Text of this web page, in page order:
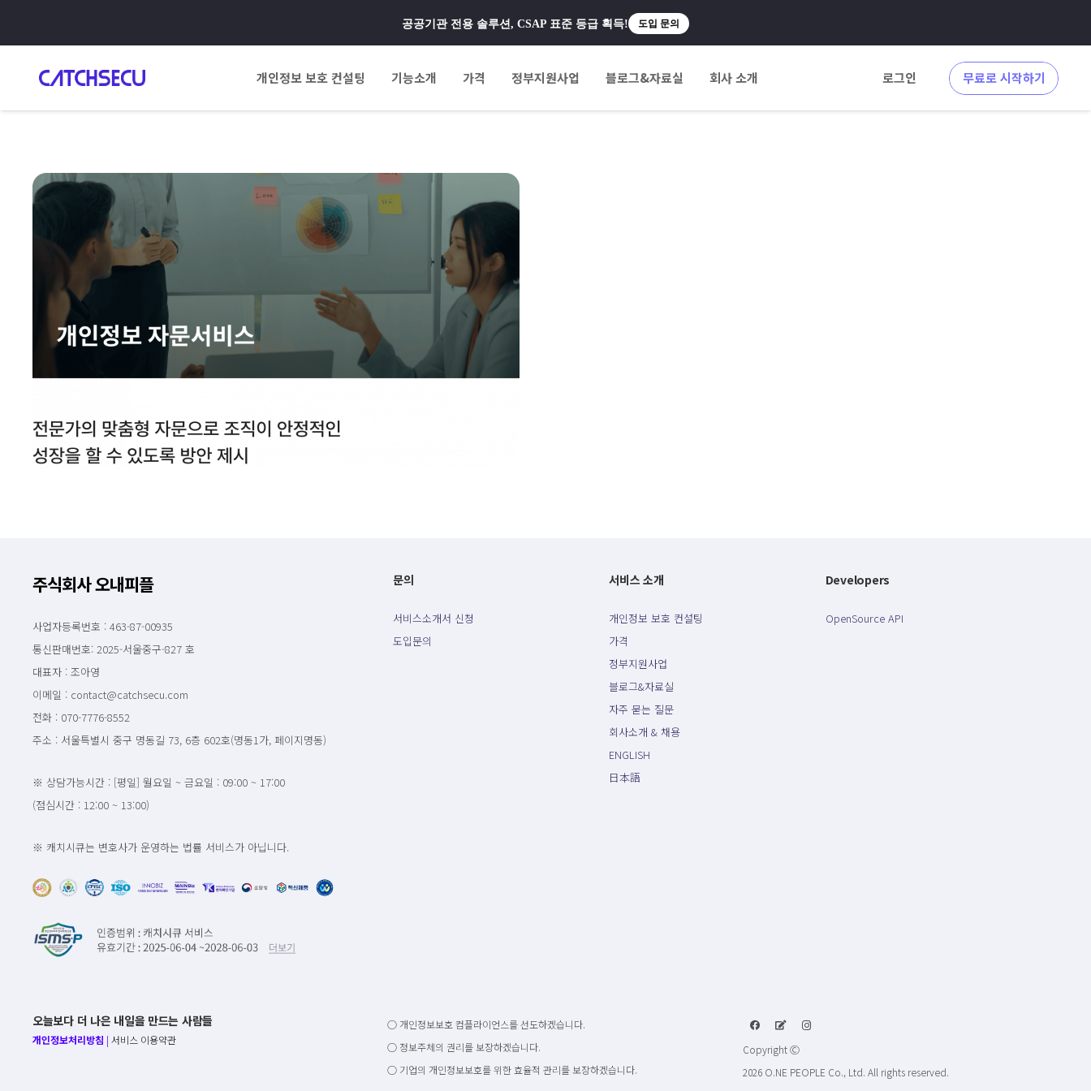
공공기관 전용 솔루션, CSAP 표준 등급 획득! 도입 문의
개인정보 보호 컨설팅 기능소개 가격 정부지원사업 블로그&자료실 회사 소개 로그인 무료로 시작하기
주식회사 오내피플
사업자등록번호 : 463-87-00935
통신판매번호: 2025-서울중구-827 호
대표자 : 조아영
이메일 : contact@catchsecu.com
전화 : 070-7776-8552
주소 : 서울특별시 중구 명동길 73, 6층 602호(명동1가, 페이지명동)
※ 상담가능시간 : [평일] 월요일 ~ 금요일 : 09:00 ~ 17:00
(점심시간 : 12:00 ~ 13:00)
※ 캐치시큐는 변호사가 운영하는 법률 서비스가 아닙니다.
문의
서비스소개서 신청
도입문의
서비스 소개
개인정보 보호 컨설팅
가격
정부지원사업
블로그&자료실
자주 묻는 질문
회사소개 & 채용
ENGLISH
日本語
Developers
OpenSource API
오늘보다 더 나은 내일을 만드는 사람들
개인정보처리방침 | 서비스 이용약관
○ 개인정보보호 컴플라이언스를 선도하겠습니다.
○ 정보주체의 권리를 보장하겠습니다.
○ 기업의 개인정보보호를 위한 효율적 관리를 보장하겠습니다.
Copyright Ⓒ
2026 O.NE PEOPLE Co., Ltd. All rights reserved.